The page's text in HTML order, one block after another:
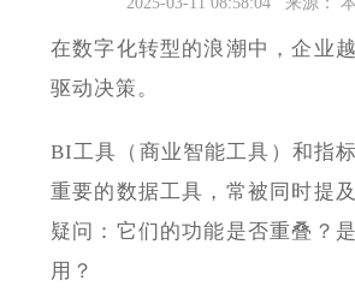
在数字化转型的浪潮中，企业
驱动决策。
BI工具（商业智能工具）和指
重要的数据工具，常被同时提
疑问：它们的功能是否重叠？
用？